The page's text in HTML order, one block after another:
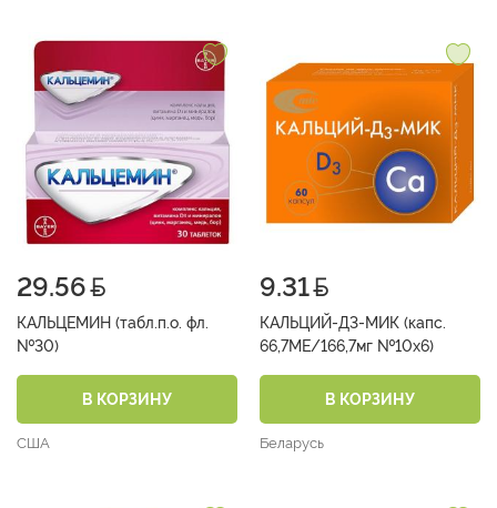
29.56
КАЛЬЦЕМИН (табл.п.о. фл.
№30)
В КОРЗИНУ
США
9.31
КАЛЬЦИЙ-Д3-МИК (капс.
66,7МЕ/166,7мг №10х6)
В КОРЗИНУ
Беларусь